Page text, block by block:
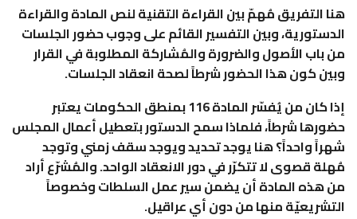
هنا التفريق مُهمّ بين القراءة التقنية لنص المادة والقراءة
الدستورية، وبين التفسير القائم على وجوب حضور الجلسات
من باب الأصول والضرورة والمُشاركة المطلوبة في القرار
وبين كون هذا الحضور شرطاً لصحة انعقاد الجلسات.
إذا كان من يُفسّر المادة 116 بمنطق الحكومات يعتبر
حضورها شرطاً، فلماذا سمح الدستور بتعطيل أعمال المجلس
شهراً واحداً؟ هنا يوجد تحديد ويوجد سقف زمني وتوجد
مُهلة قصوى لا تتكرّر في دور الانعقاد الواحد. والمُشرّع أراد
من هذه المادة أن يضمن سير عمل السلطات وخصوصاً
التشريعيّة منها من دون أي عراقيل.